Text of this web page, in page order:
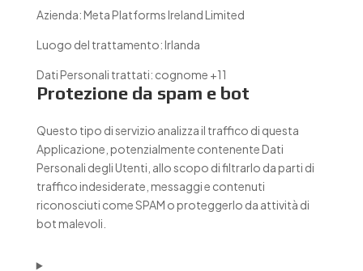
Azienda:Meta Platforms Ireland Limited
Luogo del trattamento:Irlanda
Dati Personali trattati: cognome +11
Protezione da spam e bot
Questo tipo di servizio analizza il traffico di questa
Applicazione, potenzialmente contenente Dati
Personali degli Utenti, allo scopo di filtrarlo da parti di
traffico indesiderate, messaggi e contenuti
riconosciuti come SPAM o proteggerlo da attività di
bot malevoli.